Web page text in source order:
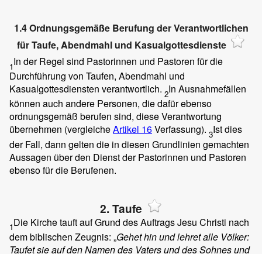
1.4 Ordnungsgemäße Berufung der Verantwortlichen
für Taufe, Abendmahl und Kasualgottesdienste
1In der Regel sind Pastorinnen und Pastoren für die
Durchführung von Taufen, Abendmahl und
Kasualgottesdiensten verantwortlich. 2In Ausnahmefällen
können auch andere Personen, die dafür ebenso
ordnungsgemäß berufen sind, diese Verantwortung
übernehmen (vergleicheArtikel 16Verfassung). 3Ist dies
der Fall, dann gelten die in diesen Grundlinien gemachten
Aussagen über den Dienst der Pastorinnen und Pastoren
ebenso für die Berufenen.
2. Taufe
1Die Kirche tauft auf Grund des Auftrags Jesu Christi nach
dem biblischen Zeugnis: „Gehet hin und lehret alle Völker:
Taufet sie auf den Namen des Vaters und des Sohnes und